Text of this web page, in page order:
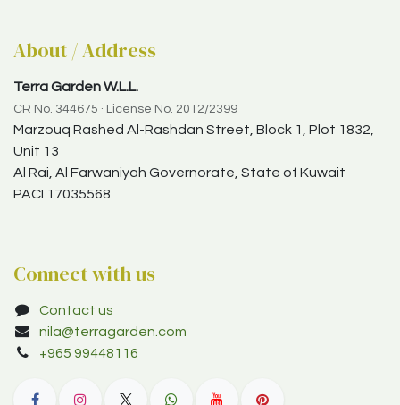
About / Address
Terra Garden W.L.L.
CR No. 344675 · License No. 2012/2399
Marzouq Rashed Al-Rashdan Street, Block 1, Plot 1832,
Unit 13
Al Rai, Al Farwaniyah Governorate, State of Kuwait
PACI 17035568
Connect with us
Contact us
nila@terragarden.com
+965 99448116